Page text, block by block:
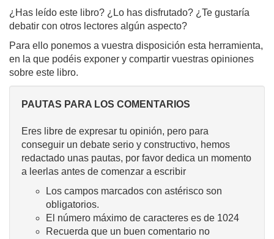
¿Has leído este libro? ¿Lo has disfrutado? ¿Te gustaría
debatir con otros lectores algún aspecto?
Para ello ponemos a vuestra disposición esta herramienta,
en la que podéis exponer y compartir vuestras opiniones
sobre este libro.
PAUTAS PARA LOS COMENTARIOS
Eres libre de expresar tu opinión, pero para
conseguir un debate serio y constructivo, hemos
redactado unas pautas, por favor dedica un momento
a leerlas antes de comenzar a escribir
Los campos marcados con astérisco son
obligatorios.
El número máximo de caracteres es de 1024
Recuerda que un buen comentario no